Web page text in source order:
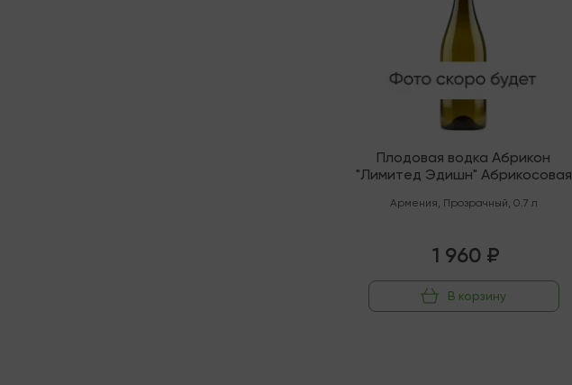
Плодовая водка Абрикон
"Лимитед Эдишн" Абрикосовая
Армения, Прозрачный, 0.7 л
1 960 ₽
В корзину